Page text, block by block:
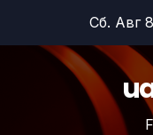
содержимому
Сб. Авг